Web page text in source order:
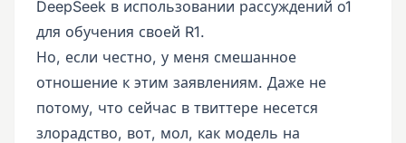
DeepSeek в использовании рассуждений o1
для обучения своей R1.
Но, если честно, у меня смешанное
отношение к этим заявлениям. Даже не
потому, что сейчас в твиттере несется
злорадство, вот, мол, как модель на